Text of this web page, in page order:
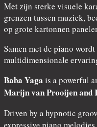
Met zijn sterke visuele
grenzen tussen muziek,
op grote kartonnen
Samen met de piano wordt
multidimensionale
Baba Yaga is a powerful
Marijn van Prooijen and
Driven by a hypnotic